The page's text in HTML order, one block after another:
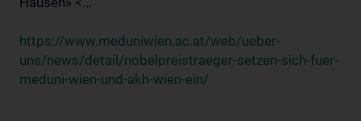
https://www.meduniwien.ac.at/web/ueber-
uns/news/detail/nobelpreistraeger-setzen-sich-fuer-
meduni-wien-und-akh-wien-ein/